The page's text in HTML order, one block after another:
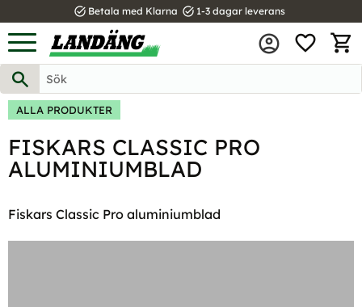
Meny
task_alt Betala med Klarna task_alt 1-3 dagar leverans
ALLA PRODUKTER
FISKARS CLASSIC PRO
ALUMINIUMBLAD
Fiskars Classic Pro aluminiumblad